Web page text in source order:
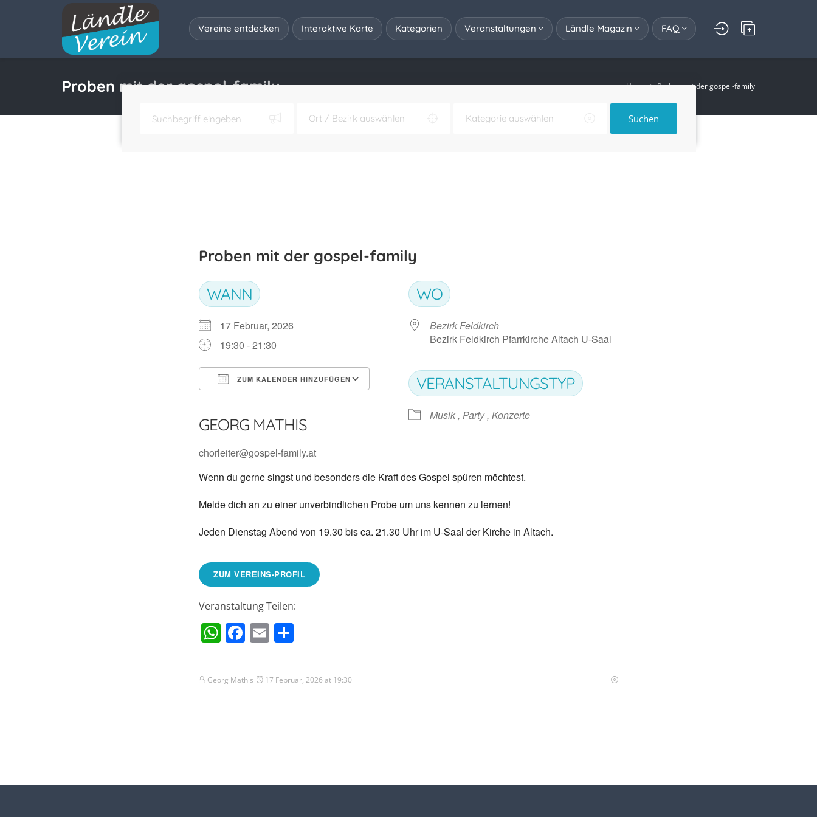
Vereine entdecken Interaktive Karte Kategorien Veranstaltungen Ländle Magazin FAQ
Proben mit der gospel-family Home Proben mit der gospel-family
Suchen
Proben mit der gospel-family
WANN
17 Februar, 2026
19:30 - 21:30
ZUM KALENDER HINZUFÜGEN
Google Kalender iCalendar
GEORG MATHIS
chorleiter@gospel-family.at
WO
Bezirk Feldkirch
Bezirk Feldkirch Pfarrkirche Altach U-Saal
VERANSTALTUNGSTYP
Musik , Party , Konzerte
Wenn du gerne singst und besonders die Kraft des Gospel spüren möchtest.
Melde dich an zu einer unverbindlichen Probe um uns kennen zu lernen!
Jeden Dienstag Abend von 19.30 bis ca. 21.30 Uhr im U-Saal der Kirche in Altach.
ZUM VEREINS-PROFIL
Veranstaltung Teilen:
WhatsApp
Facebook
Email
Georg Mathis 17 Februar, 2026 at 19:30